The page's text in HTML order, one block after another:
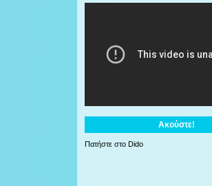
Ακούστε!
Πατήστε στο Dido